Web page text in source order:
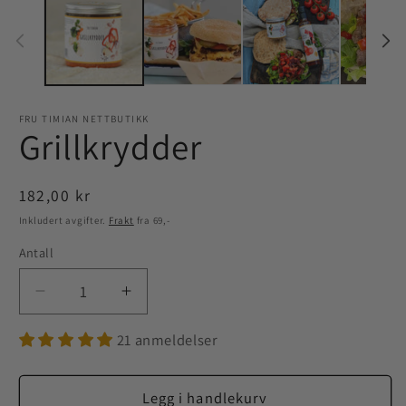
FRU TIMIAN NETTBUTIKK
Grillkrydder
Vanlig
pris
182,00 kr
Inkludert avgifter. Frakt fra 69,-
Antall
antallet
for
Øk
antallet
for
21 anmeldelser
Legg i handlekurv